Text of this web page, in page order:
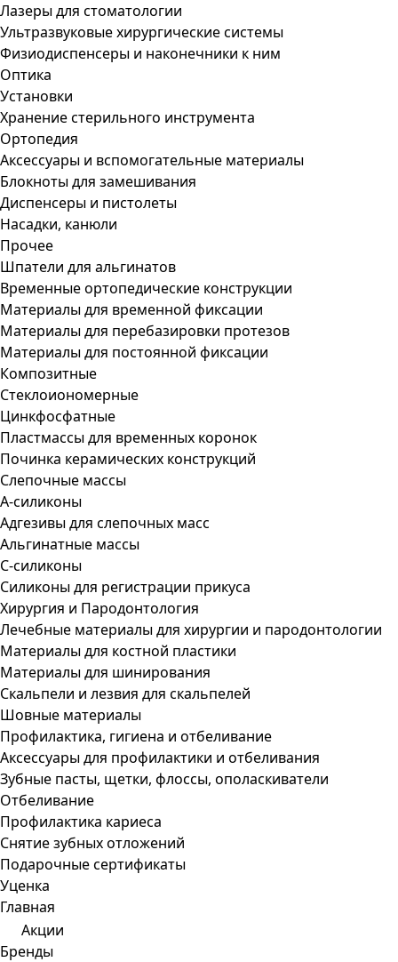
Лазеры для стоматологии
Ультразвуковые хирургические системы
Физиодиспенсеры и наконечники к ним
Оптика
Установки
Хранение стерильного инструмента
Ортопедия
Аксессуары и вспомогательные материалы
Блокноты для замешивания
Диспенсеры и пистолеты
Насадки, канюли
Прочее
Шпатели для альгинатов
Временные ортопедические конструкции
Материалы для временной фиксации
Материалы для перебазировки протезов
Материалы для постоянной фиксации
Композитные
Стеклоиономерные
Цинкфосфатные
Пластмассы для временных коронок
Починка керамических конструкций
Слепочные массы
А-силиконы
Адгезивы для слепочных масс
Альгинатные массы
С-силиконы
Силиконы для регистрации прикуса
Хирургия и Пародонтология
Лечебные материалы для хирургии и пародонтологии
Материалы для костной пластики
Материалы для шинирования
Скальпели и лезвия для скальпелей
Шовные материалы
Профилактика, гигиена и отбеливание
Аксессуары для профилактики и отбеливания
Зубные пасты, щетки, флоссы, ополаскиватели
Отбеливание
Профилактика кариеса
Снятие зубных отложений
Подарочные сертификаты
Уценка
Главная
Акции
Бренды